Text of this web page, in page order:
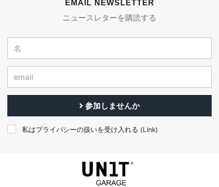
EMAIL NEWSLETTER
ニュースレターを購読する
参加しませんか
私はプライバシーの扱いを受け入れる (Link)